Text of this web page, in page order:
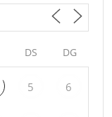
DS DG
5 6